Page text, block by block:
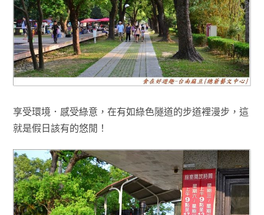
享受環境．感受綠意，在有如綠色隧道的步道裡漫步 ，這
就是假日該有的悠閒！